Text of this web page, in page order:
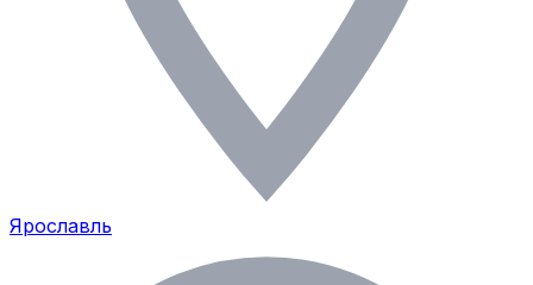
Ярославль